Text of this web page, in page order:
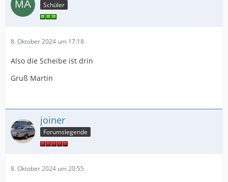
Schüler
8. Oktober 2024 um 17:18
Also die Scheibe ist drin
Gruß Martin
joiner
Forumslegende
8. Oktober 2024 um 20:55